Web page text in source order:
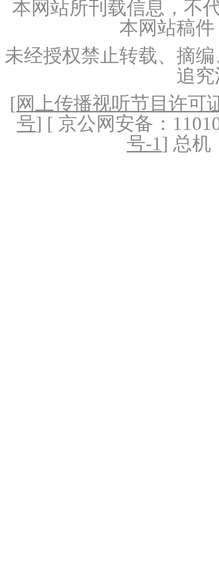
本网站所刊载信息，不
本网站稿
未经授权禁止转载、摘
追
[网上传播视听节目许可
号] [ 京公网安备：
号-1] 总机